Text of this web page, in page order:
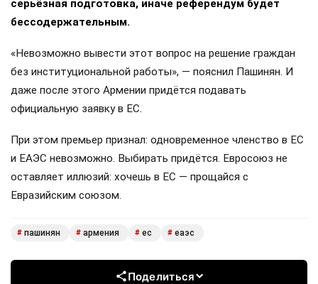
серьёзная подготовка, иначе референдум будет
бессодержательным.
«Невозможно вывести этот вопрос на решение граждан
без институциональной работы», — пояснил Пашинян. И
даже после этого Армении придётся подавать
официальную заявку в ЕС.
При этом премьер признал: одновременное членство в ЕС
и ЕАЭС невозможно. Выбирать придётся. Евросоюз не
оставляет иллюзий: хочешь в ЕС — прощайся с
Евразийским союзом.
# пашинян # армения # ес # еаэс
Поделиться